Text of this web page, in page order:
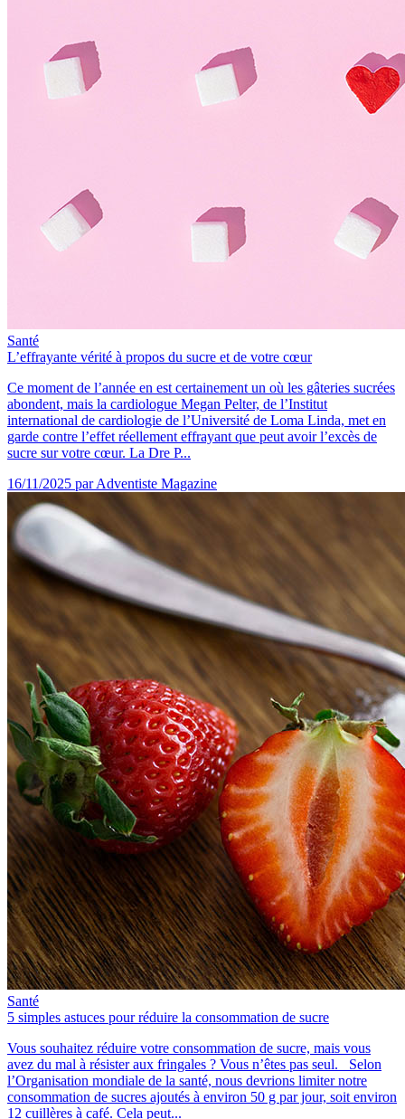
Santé
L’effrayante vérité à propos du sucre et de votre cœur
Ce moment de l’année en est certainement un où les gâteries sucrées
abondent, mais la cardiologue Megan Pelter, de l’Institut
international de cardiologie de l’Université de Loma Linda, met en
garde contre l’effet réellement effrayant que peut avoir l’excès de
sucre sur votre cœur. La Dre P...
16/11/2025 par Adventiste Magazine
Santé
5 simples astuces pour réduire la consommation de sucre
Vous souhaitez réduire votre consommation de sucre, mais vous
avez du mal à résister aux fringales ? Vous n’êtes pas seul. Selon
l’Organisation mondiale de la santé, nous devrions limiter notre
consommation de sucres ajoutés à environ 50 g par jour, soit environ
12 cuillères à café. Cela peut...